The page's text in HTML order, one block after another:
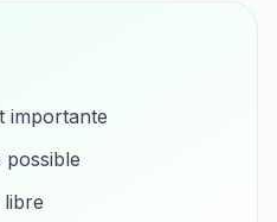
importante